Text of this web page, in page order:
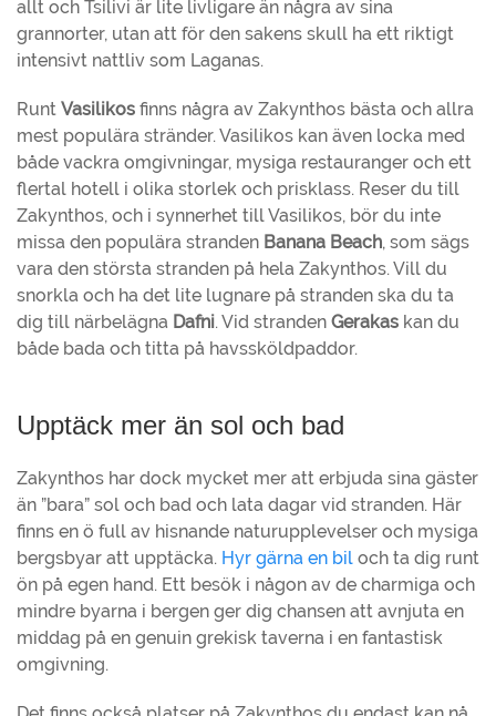
allt och Tsilivi är lite livligare än några av sina
grannorter, utan att för den sakens skull ha ett riktigt
intensivt nattliv som Laganas.
Runt Vasilikos finns några av Zakynthos bästa och allra
mest populära stränder. Vasilikos kan även locka med
både vackra omgivningar, mysiga restauranger och ett
flertal hotell i olika storlek och prisklass. Reser du till
Zakynthos, och i synnerhet till Vasilikos, bör du inte
missa den populära stranden Banana Beach, som sägs
vara den största stranden på hela Zakynthos. Vill du
snorkla och ha det lite lugnare på stranden ska du ta
dig till närbelägna Dafni. Vid stranden Gerakas kan du
både bada och titta på havssköldpaddor.
Upptäck mer än sol och bad
Zakynthos har dock mycket mer att erbjuda sina gäster
än ”bara” sol och bad och lata dagar vid stranden. Här
finns en ö full av hisnande naturupplevelser och mysiga
bergsbyar att upptäcka. Hyr gärna en bil och ta dig runt
ön på egen hand. Ett besök i någon av de charmiga och
mindre byarna i bergen ger dig chansen att avnjuta en
middag på en genuin grekisk taverna i en fantastisk
omgivning.